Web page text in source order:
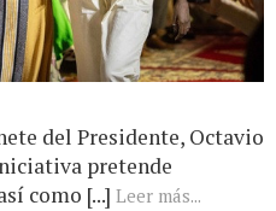
del Presidente, Octavio
pretende
como [...] Leer más...